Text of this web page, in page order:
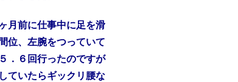
月前に仕事中に足を滑
位、左腕をつっていて
．６回行ったのですが
ていたらギックリ腰な